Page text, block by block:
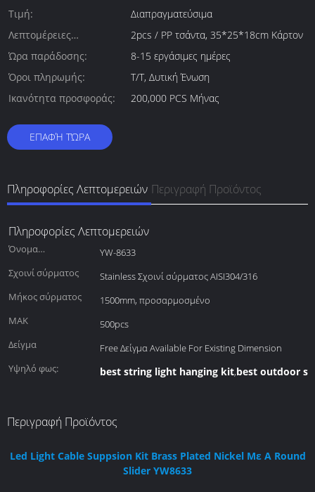
παραγγελίας:
Τιμή:
Διαπραγματεύσιμα
Λεπτομέρειες
συσκευασίας:
2pcs / PP τσάντα, 35*25*18cm Κάρτον
Ώρα παράδοσης:
8-15 εργάσιμες ημέρες
Όροι πληρωμής:
T/T, Δυτική Ένωση
Ικανότητα προσφοράς:
200,000 PCS Μήνας
ΕΠΑΦΉ ΤΏΡΑ
Πληροφορίες Λεπτομερειών Περιγραφή Προϊόντος
Πληροφορίες Λεπτομερειών
Όνομα
αντικειμένου
YW-8633
Σχοινί σύρματος
Stainless Σχοινί σύρματος AISI304/316
Μήκος σύρματος
1500mm, προσαρμοσμένο
ΜΑΚ
500pcs
Δείγμα
Free Δείγμα Available For Existing Dimension
Υψηλό φως:
best string light hanging kit,best outdoor
Περιγραφή Προϊόντος
Led Light Cable Suppsion Kit Brass Plated Nickel Με Α Round
Slider YW8633